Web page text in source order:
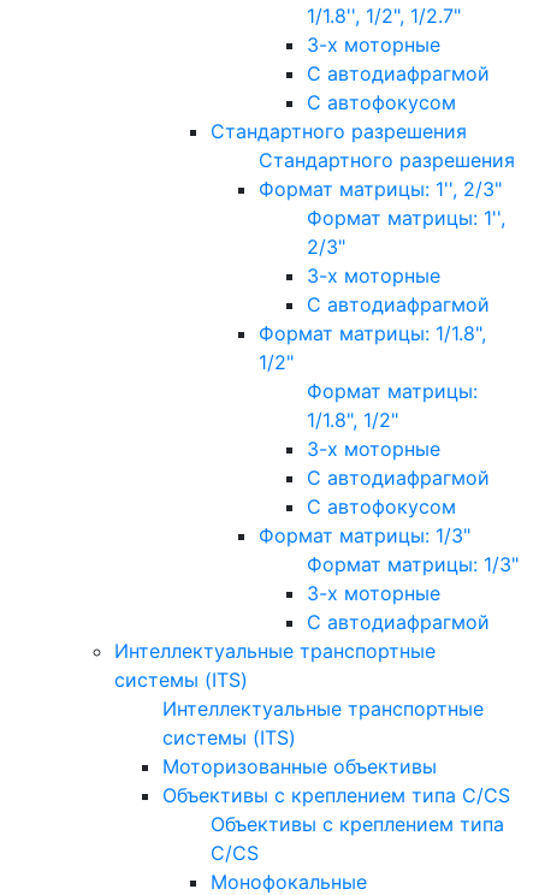
1/1.8'', 1/2", 1/2.7"
3-х моторные
С автодиафрагмой
С автофокусом
Стандартного разрешения
Стандартного разрешения
Формат матрицы: 1'', 2/3"
Формат матрицы: 1'',
2/3"
3-х моторные
С автодиафрагмой
Формат матрицы: 1/1.8",
1/2"
Формат матрицы:
1/1.8", 1/2"
3-х моторные
С автодиафрагмой
С автофокусом
Формат матрицы: 1/3"
Формат матрицы: 1/3"
3-х моторные
С автодиафрагмой
Интеллектуальные транспортные
системы (ITS)
Интеллектуальные транспортные
системы (ITS)
Моторизованные объективы
Объективы с креплением типа C/CS
Объективы с креплением типа
C/CS
Монофокальные